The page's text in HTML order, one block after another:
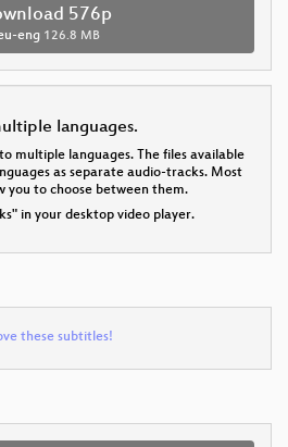
576p
eng 126.8 MB
languages.
multiple languages. The files available
as separate audio-tracks. Most
you to choose between them.
in your desktop video player.
these subtitles!